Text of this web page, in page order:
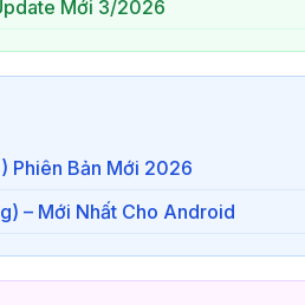
Mới 3/2026
Phiên Bản Mới 2026
– Mới Nhất Cho Android